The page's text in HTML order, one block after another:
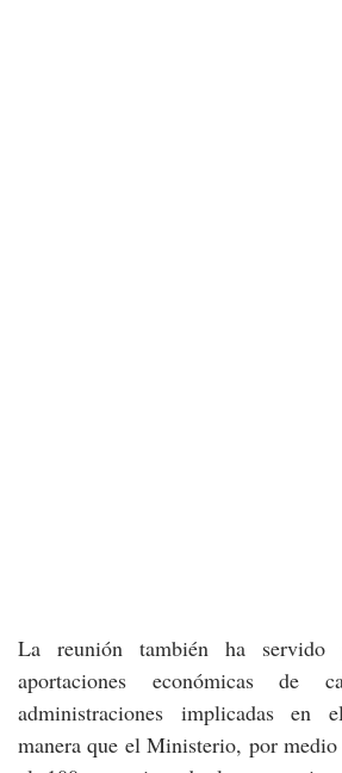
La reunión también ha servido
aportaciones económicas
administraciones implicadas en
manera que el Ministerio, por